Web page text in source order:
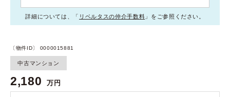
詳細については、「 リベルタスの仲介手数料 」をご参照ください。
〔物件ID〕 0000015881
中古マンション
2,180 万円